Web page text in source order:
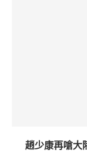
趙少康再嗆